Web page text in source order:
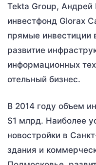
Tekta Group, Андрей
инвестфонд Glorax
прямые инвестиции
развитие
информационных
отельный бизнес.
В 2014 году объем
$1 млрд. Наиболее
новостройки в
здания и